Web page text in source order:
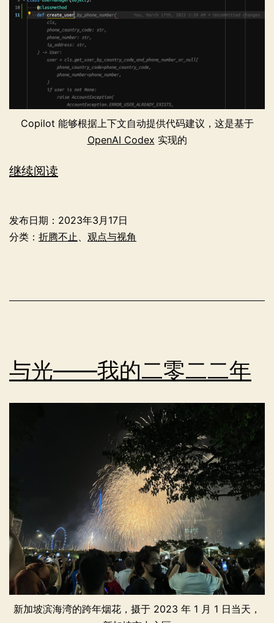
Copilot 能够根据上下文自动提供代码建议，这是基于
OpenAI Codex 实现的
继续阅读
体
发布日期： 2023年3月17日
分类： 折腾不止 观点与视角
与光——我的二零二二年
新加坡滨海湾的跨年烟花，摄于 2023 年 1 月 1 日当天，